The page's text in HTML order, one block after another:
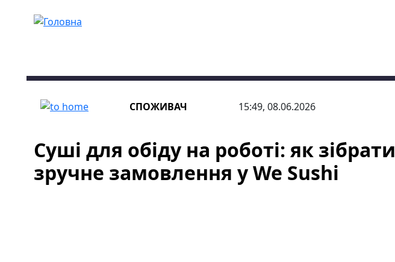
СПОЖИВАЧ 15:49, 08.06.2026
Суші для обіду на роботі: як зібрати
зручне замовлення у We Sushi